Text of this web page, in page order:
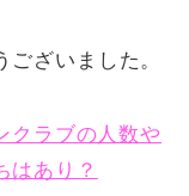
ざいました。
クラブの人数や
はあり？